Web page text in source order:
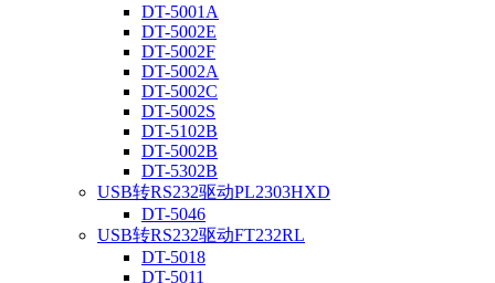
DT-5001A
DT-5002E
DT-5002F
DT-5002A
DT-5002C
DT-5002S
DT-5102B
DT-5002B
DT-5302B
USB转RS232驱动PL2303HXD
DT-5046
USB转RS232驱动FT232RL
DT-5018
DT-5011